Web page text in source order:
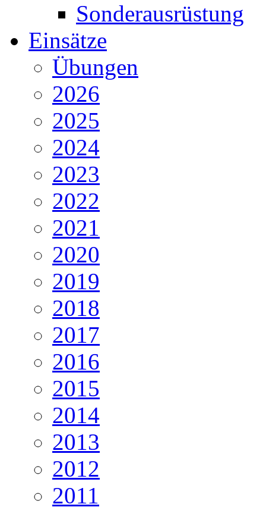
Sonderausrüstung
Einsätze
Übungen
2026
2025
2024
2023
2022
2021
2020
2019
2018
2017
2016
2015
2014
2013
2012
2011